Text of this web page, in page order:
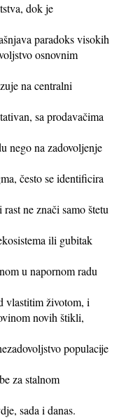
dok je
paradoks visokih
osnovnim
na centralni
sa prodavačima
nego na zadovoljenje
često se identificira
ne znači samo štetu
ili gubitak
u napornom radu
vlastitim životom, i
novih štikli,
populacije
za stalnom
sada i danas.